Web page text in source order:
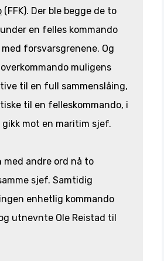
(FFK). Der ble begge de to
en felles kommando
forsvarsgrenene. Og
muligens
til en full sammenslåing,
til en felleskommando, i
mot en maritim sjef.
med andre ord nå to
sjef. Samtidig
enhetlig kommando
utnevnte Ole Reistad til